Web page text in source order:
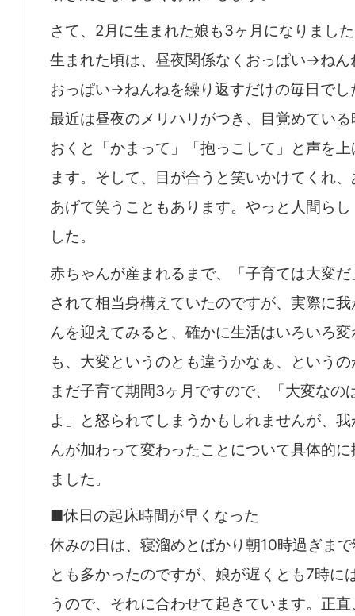
さて、2月に生まれた娘も3ヶ月になりまし
生まれた頃は、昼夜関係なくおっぱい→ね
おっぱい→ねんねを繰り返すだけの毎日でし
最近は昼夜のメリハリがつき、目覚めてい
おくと「かまって」「抱っこして」と声を
ます。そして、目が合うと笑いかけてくれ
あげて笑うこともあります。やっと人間ら
した。
赤ちゃんが産まれるまで、「子育ては大変
されて相当身構えていたのですが、実際に
んを迎えてみると、確かに生活はいろいろ
も、大変というのとも違うかなぁ、という
まだ子育て期間3ヶ月ですので、「大変なの
よ」と怒られてしまうかもしれませんが、
んが加わって変わったことについて具体的
ました。
■休日の起床時間が早くなった
休みの日は、寝溜めとばかり朝10時過ぎま
とも多かったのですが、娘が遅くとも7時に
うので、それに合わせて起きています。正